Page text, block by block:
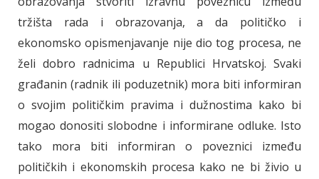
tržišta rada i obrazovanja, a da političko i
ekonomsko opismenjavanje nije dio tog procesa, ne
želi dobro radnicima u Republici Hrvatskoj. Svaki
građanin (radnik ili poduzetnik) mora biti informiran
o svojim političkim pravima i dužnostima kako bi
mogao donositi slobodne i informirane odluke. Isto
tako mora biti informiran o poveznici između
političkih i ekonomskih procesa kako ne bi živio u